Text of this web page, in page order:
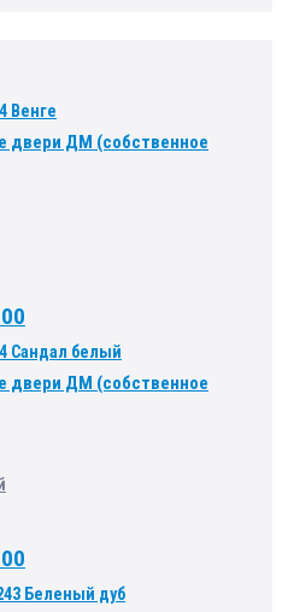
двери ДМ (собственное
двери ДМ (собственное